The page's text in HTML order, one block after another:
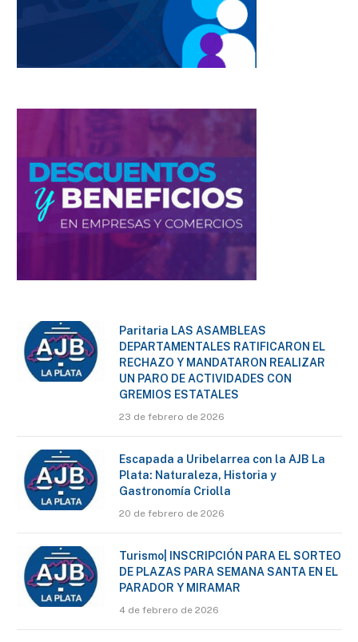
Paritaria LAS ASAMBLEAS
DEPARTAMENTALES RATIFICARON EL
RECHAZO Y MANDATARON REALIZAR
UN PARO DE ACTIVIDADES CON
GREMIOS ESTATALES
23 de febrero de 2026
Escapada a Uribelarrea con la AJB La
Plata: Naturaleza, Historia y
Gastronomía Criolla
20 de febrero de 2026
Turismo| INSCRIPCIÓN PARA EL SORTEO
DE PLAZAS PARA SEMANA SANTA EN EL
PARADOR Y MIRAMAR
4 de febrero de 2026